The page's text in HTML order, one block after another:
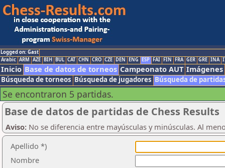
Logged on: Gast
Arabic ARM AZE BIH BUL CAT CHN CRO CZE DEN ENG ESP FAI FIN FRA GER GRE INA
Inicio Base de datos de torneos Campeonato AUT Imágenes
Búsqueda de torneos Búsqueda de jugadores Búsqueda de
Se encontraron 5 partidas.
Base de datos de partidas de Chess Results
Aviso: No se diferencia entre mayúsculas y minúsculas. Al
Apellido *)
Nombre